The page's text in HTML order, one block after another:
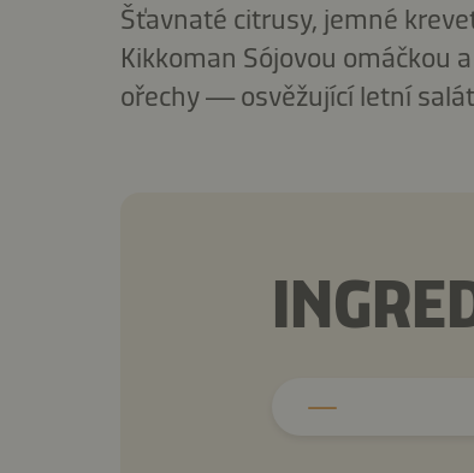
Šťavnaté citrusy, jemné
Kikkoman Sójovou omáčkou
ořechy — osvěžující letní